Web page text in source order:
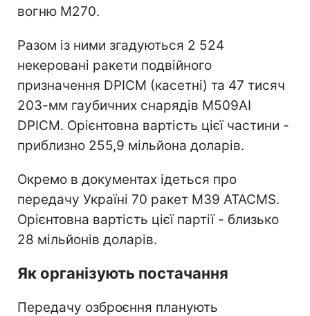
вогню M270.
Разом із ними згадуються 2 524
некеровані ракети подвійного
призначення DPICM (касетні) та 47 тисяч
203-мм гаубичних снарядів M509AI
DPICM. Орієнтовна вартість цієї частини -
приблизно 255,9 мільйона доларів.
Окремо в документах ідеться про
передачу Україні 70 ракет M39 ATACMS.
Орієнтовна вартість цієї партії - близько
28 мільйонів доларів.
Як організують постачання
Передачу озброєння планують